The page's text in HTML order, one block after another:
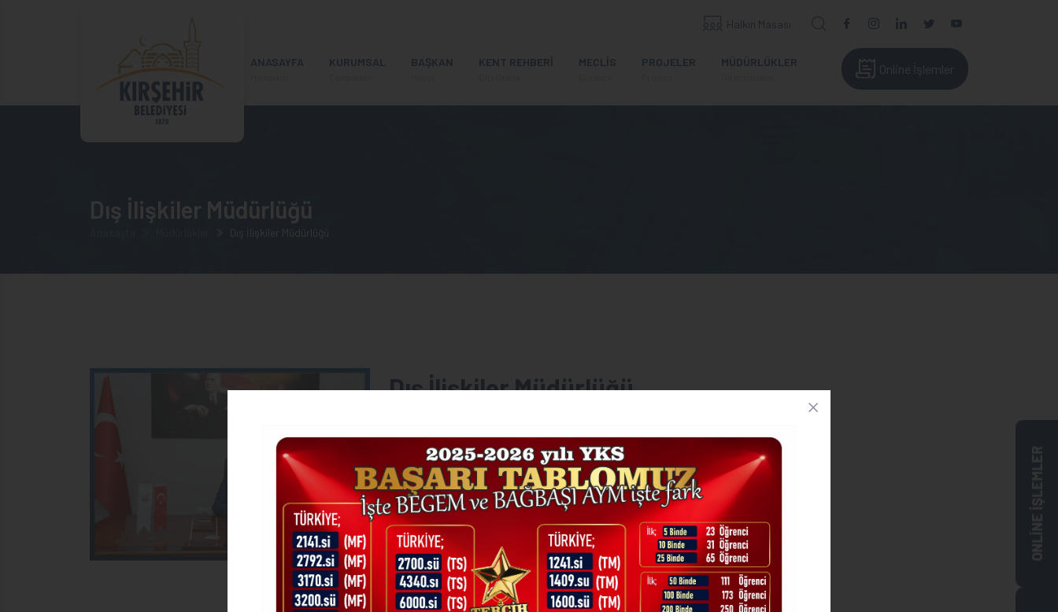
Halkın Masası
ANASAYFA KURUMSAL BAŞKAN KENT REHBERİ MECLİS PROJELER MÜDÜRLÜKLER Online İşlemler
Dış İlişkiler Müdürlüğü
Dış İlişkiler Müdürlüğü
Dış İlişkiler Müdürlüğü
Ahmet KARAMAN
Dış İlişkiler Müdür V.
Telefon
0 (386) 502 00 02
Dahili
3400
ONLİNE İŞLEMLER